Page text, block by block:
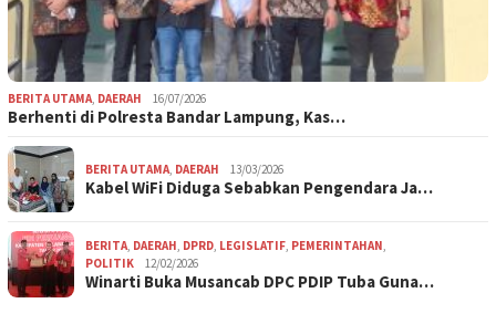
BERITA UTAMA DAERAH 16/07/2026
Berhenti di Polresta Bandar Lampung, Kas…
BERITA UTAMA DAERAH 13/03/2026
Kabel WiFi Diduga Sebabkan Pengendara Ja…
BERITA DAERAH DPRD LEGISLATIF PEMERINTAHAN
POLITIK
12/02/2026
Winarti Buka Musancab DPC PDIP Tuba Guna…